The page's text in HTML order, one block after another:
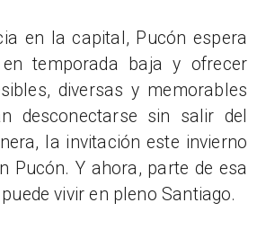
en la capital, Pucón espera
temporada baja y ofrecer
diversas y memorables
desconectarse sin salir del
la invitación este invierno
Pucón. Y ahora, parte de esa
vivir en pleno Santiago.